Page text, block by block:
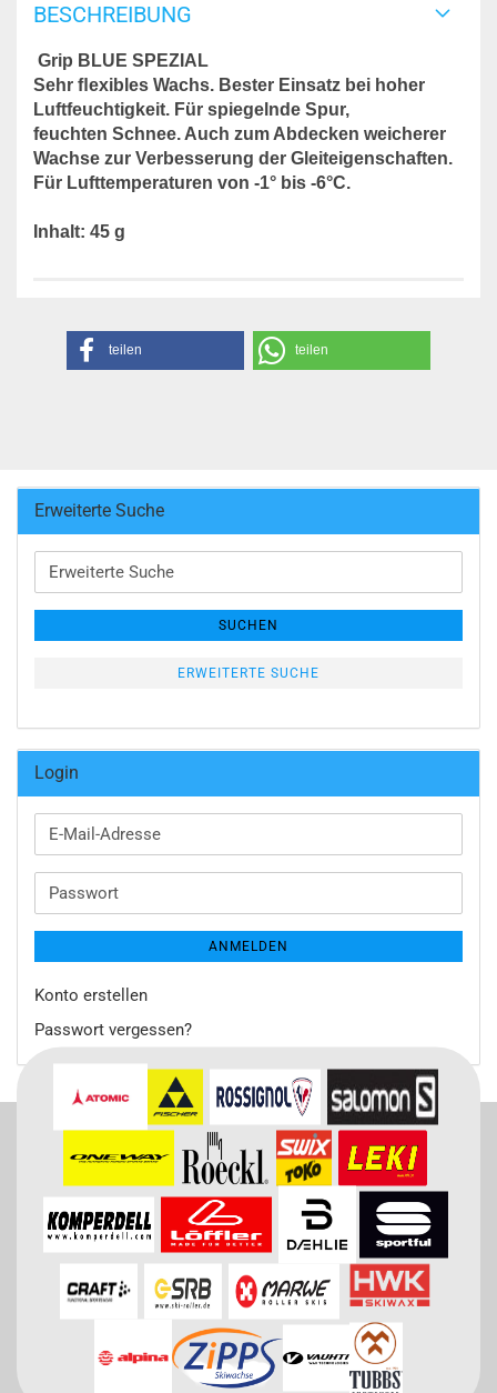
BESCHREIBUNG
Grip BLUE SPEZIAL
Sehr ﬂexibles Wachs. Bester Einsatz bei hoher
Luftfeuchtigkeit. Für spiegelnde Spur,
feuchten Schnee. Auch zum Abdecken weicherer
Wachse zur Verbesserung der Gleiteigenschaften.
Für Lufttemperaturen von -1° bis -6°C.
Inhalt: 45 g
teilen teilen
Erweiterte Suche
Erweiterte
Suche
SUCHEN
ERWEITERTE SUCHE
Login
E-
Mail-
Passwort
ANMELDEN
Konto erstellen
Passwort vergessen?